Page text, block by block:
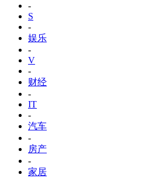
-
S
-
娱乐
-
V
-
财经
-
IT
-
汽车
-
房产
-
家居